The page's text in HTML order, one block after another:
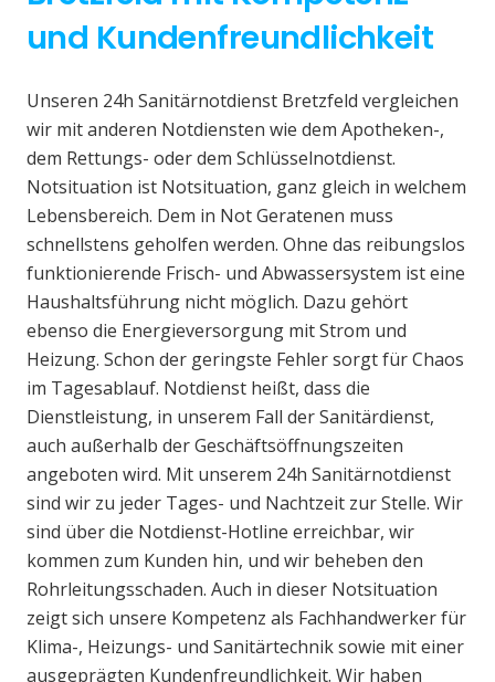
und Kundenfreundlichkeit
Unseren 24h Sanitärnotdienst Bretzfeld vergleichen
wir mit anderen Notdiensten wie dem Apotheken-,
dem Rettungs- oder dem Schlüsselnotdienst.
Notsituation ist Notsituation, ganz gleich in welchem
Lebensbereich. Dem in Not Geratenen muss
schnellstens geholfen werden. Ohne das reibungslos
funktionierende Frisch- und Abwassersystem ist eine
Haushaltsführung nicht möglich. Dazu gehört
ebenso die Energieversorgung mit Strom und
Heizung. Schon der geringste Fehler sorgt für Chaos
im Tagesablauf. Notdienst heißt, dass die
Dienstleistung, in unserem Fall der Sanitärdienst,
auch außerhalb der Geschäftsöffnungszeiten
angeboten wird. Mit unserem 24h Sanitärnotdienst
sind wir zu jeder Tages- und Nachtzeit zur Stelle. Wir
sind über die Notdienst-Hotline erreichbar, wir
kommen zum Kunden hin, und wir beheben den
Rohrleitungsschaden. Auch in dieser Notsituation
zeigt sich unsere Kompetenz als Fachhandwerker für
Klima-, Heizungs- und Sanitärtechnik sowie mit einer
ausgeprägten Kundenfreundlichkeit. Wir haben